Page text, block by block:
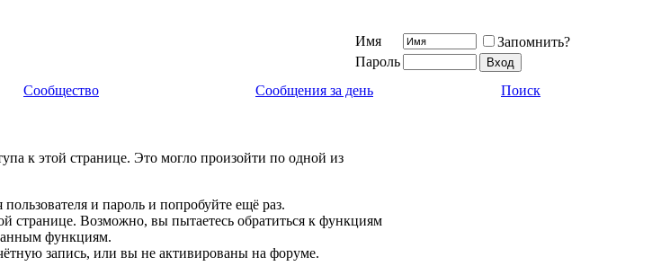
Имя
Запомнить?
Пароль
Сообщество Сообщения за день Поиск
к этой странице. Это могло произойти по одной из
и пароль и попробуйте ещё раз.
странице. Возможно, вы пытаетесь обратиться к функциям
функциям.
запись, или вы не активированы на форуме.